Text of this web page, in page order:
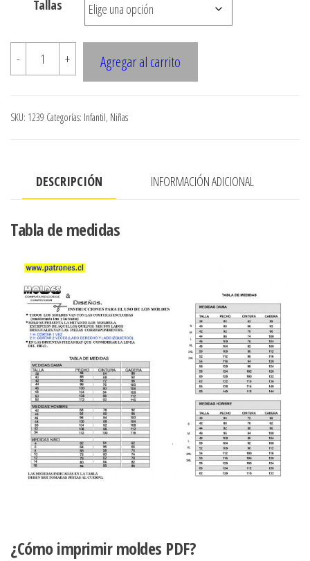
$7.900
Tallas
-
1239
VESTIDO
ABOTONADO
+ Agregar al carrito
SKU: 1239 Categorías: Infantil, Niñas
DESCRIPCIÓN INFORMACIÓN ADICIONAL
Tabla de medidas
¿Cómo imprimir moldes PDF?